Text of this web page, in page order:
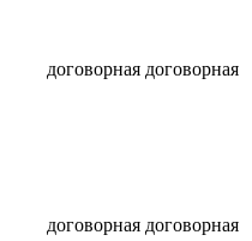
договорная договорная
договорная договорная